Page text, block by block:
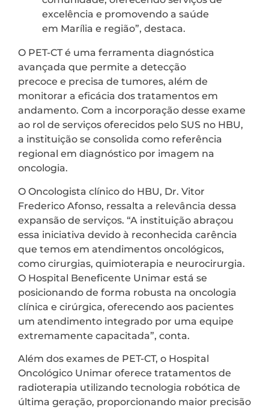
excelência e promovendo a saúde
em Marília e região”, destaca.
O PET-CT é uma ferramenta diagnóstica
avançada que permite a detecção
precoce e precisa de tumores, além de
monitorar a eficácia dos tratamentos em
andamento. Com a incorporação desse exame
ao rol de serviços oferecidos pelo SUS no HBU,
a instituição se consolida como referência
regional em diagnóstico por imagem na
oncologia.
O Oncologista clínico do HBU, Dr. Vitor
Frederico Afonso, ressalta a relevância dessa
expansão de serviços. “A instituição abraçou
essa iniciativa devido à reconhecida carência
que temos em atendimentos oncológicos,
como cirurgias, quimioterapia e neurocirurgia.
O Hospital Beneficente Unimar está se
posicionando de forma robusta na oncologia
clínica e cirúrgica, oferecendo aos pacientes
um atendimento integrado por uma equipe
extremamente capacitada”, conta.
Além dos exames de PET-CT, o Hospital
Oncológico Unimar oferece tratamentos de
radioterapia utilizando tecnologia robótica de
última geração, proporcionando maior precisão